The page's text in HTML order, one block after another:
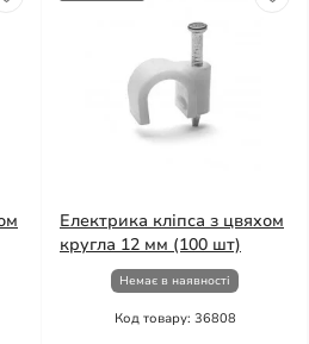
Електрика кліпса з цвяхом
кругла 12 мм (100 шт)
Немає в наявності
Код товару: 36808